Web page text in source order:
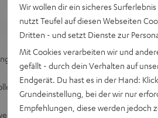
und dem besten Preis/Klangverhältnis in
Bass, natürliche Mitten und seidige
Grundfarben & sechs Farbsets für
Wir wollen dir ein sicheres
nutzt Teufel auf diesen Webseiten
Dritten - und setzt Dienste zur
Mit Cookies verarbeiten wir und
gefällt - durch dein Verhalten auf
Endgerät. Du hast es in der Hand:
Grundeinstellung, bei der wir nur
Empfehlungen, diese werden jedoch